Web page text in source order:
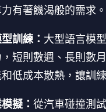
有著饑渴般的需求。
訓練： 大型語言模
短則數週、長則數
低成本散熱，讓訓
擬： 從汽車碰撞測